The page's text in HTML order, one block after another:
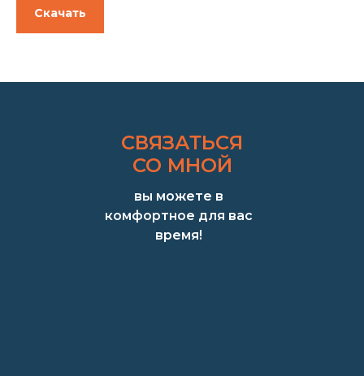
Скачать
СВЯЗАТЬСЯ
СО МНОЙ
вы можете в
комфортное для вас
время!